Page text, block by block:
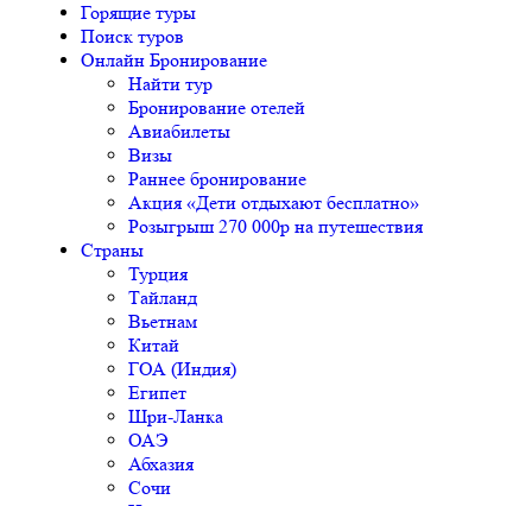
Горящие туры
Поиск туров
Онлайн Бронирование
Найти тур
Бронирование отелей
Авиабилеты
Визы
Раннее бронирование
Акция «Дети отдыхают бесплатно»
Розыгрыш 270 000р на путешествия
Страны
Турция
Тайланд
Вьетнам
Китай
ГОА (Индия)
Египет
Шри-Ланка
ОАЭ
Абхазия
Сочи